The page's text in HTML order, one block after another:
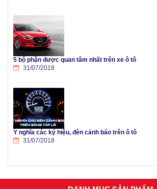
5 bộ phận được quan tâm nhất trên xe ô tô
31/07/2018
Ý nghĩa các ký hiệu, đèn cảnh báo trên ô tô
31/07/2018